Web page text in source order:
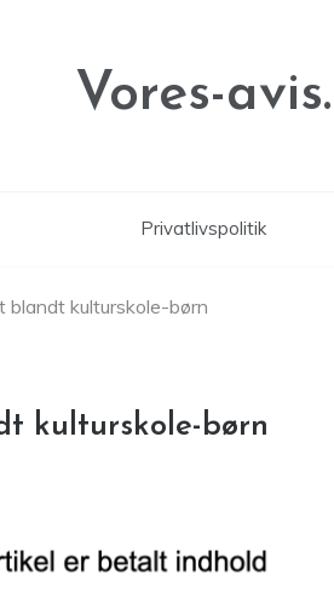
Vores-
Privatlivspolitik
blandt kulturskole-børn
kulturskole-børn